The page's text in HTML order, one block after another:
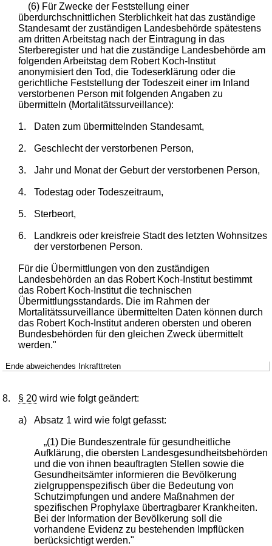
(6) Für Zwecke der Feststellung einer
überdurchschnittlichen Sterblichkeit hat das zuständige
Standesamt der zuständigen Landesbehörde spätestens
am dritten Arbeitstag nach der Eintragung in das
Sterberegister und hat die zuständige Landesbehörde am
folgenden Arbeitstag dem Robert Koch-Institut
anonymisiert den Tod, die Todeserklärung oder die
gerichtliche Feststellung der Todeszeit einer im Inland
verstorbenen Person mit folgenden Angaben zu
übermitteln (Mortalitätssurveillance):
1. Daten zum übermittelnden Standesamt,
2. Geschlecht der verstorbenen Person,
3. Jahr und Monat der Geburt der verstorbenen Person,
4. Todestag oder Todeszeitraum,
5. Sterbeort,
6.
Landkreis oder kreisfreie Stadt des letzten Wohnsitzes
der verstorbenen Person.
Für die Übermittlungen von den zuständigen
Landesbehörden an das Robert Koch-Institut bestimmt
das Robert Koch-Institut die technischen
Übermittlungsstandards. Die im Rahmen der
Mortalitätssurveillance übermittelten Daten können durch
das Robert Koch-Institut anderen obersten und oberen
Bundesbehörden für den gleichen Zweck übermittelt
werden."
Ende abweichendes Inkrafttreten
8. § 20 wird wie folgt geändert:
a) Absatz 1 wird wie folgt gefasst:
„(1) Die Bundeszentrale für gesundheitliche
Aufklärung, die obersten Landesgesundheitsbehörden
und die von ihnen beauftragten Stellen sowie die
Gesundheitsämter informieren die Bevölkerung
zielgruppenspezifisch über die Bedeutung von
Schutzimpfungen und andere Maßnahmen der
spezifischen Prophylaxe übertragbarer Krankheiten.
Bei der Information der Bevölkerung soll die
vorhandene Evidenz zu bestehenden Impflücken
berücksichtigt werden."